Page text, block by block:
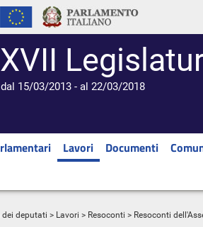
XVII
dal 15/03/2013 - al 22/03/2018
Lavori Documenti
dei deputati > Lavori > Resoconti > Resoconti